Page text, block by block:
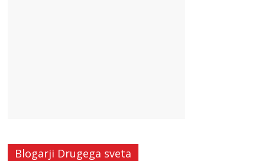
Blogarji Drugega sveta